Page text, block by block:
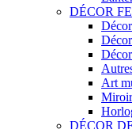
DÉCOR
Art
DÉCOR